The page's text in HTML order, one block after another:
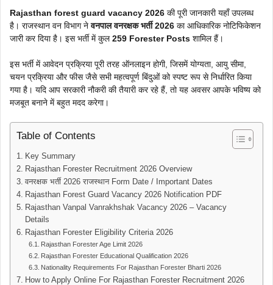
Rajasthan forest guard vacancy 2026 की पूरी जानकारी यहाँ उपलब्ध
है। राजस्थान वन विभाग नेवनपाल वनरक्षक भर्ती 2026 का आधिकारिक नोटिफिकेशन
जारी कर दिया है। इस भर्ती में कुल259 Forester Posts शामिल हैं।
इस भर्ती में आवेदन प्रक्रिया पूरी तरह ऑनलाइन होगी, जिसमें योग्यता, आयु सीमा,
चयन प्रक्रिया और फीस जैसे सभी महत्वपूर्ण बिंदुओं को स्पष्ट रूप से निर्धारित किया
गया है। यदि आप सरकारी नौकरी की तैयारी कर रहे हैं, तो यह अवसर आपके भविष्य को
मजबूत बनाने में बहुत मदद करेगा।
Table of Contents
Key Summary
Rajasthan Forester Recruitment 2026 Overview
वनरक्षक भर्ती 2026 राजस्थान Form Date / Important Dates
Rajasthan Forest Guard Vacancy 2026 Notification PDF
Rajasthan Vanpal Vanrakhshak Vacancy 2026 – Vacancy
Details
Rajasthan Forester Eligibility Criteria 2026
Rajasthan Forester Age Limit 2026
Rajasthan Forester Educational Qualification 2026
Nationality Requirements For Rajasthan Forester Bharti 2026
How to Apply Online For Rajasthan Forester Recruitment 2026